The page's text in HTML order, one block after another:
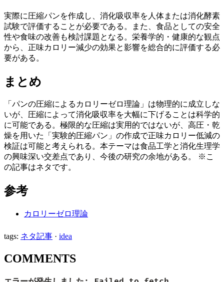
実際に圧縮パンを作成し、消化吸収率を人体または消化酵素
試験で評価することが必要である。また、食品としての安全
性や食味の改善も検討課題となる。栄養学的・健康的な観点
から、正味カロリー減少の効果と影響を総合的に評価する必
要がある。
まとめ
「パンの圧縮によるカロリーゼロ理論」は物理的に成立しな
いが、圧縮によって消化吸収率を大幅に下げることは科学的
に可能である。極限的な圧縮は実用的ではないが、高圧・乾
燥を用いた「実験的圧縮パン」の作成で正味カロリー低減の
検証は可能と考えられる。本テーマは食品工学と消化生理学
の興味深い交差点であり、今後の研究の余地がある。 ※こ
の記事はネタです。
参考
カロリーゼロ理論
tags: ネタ記事 · idea
COMMENTS